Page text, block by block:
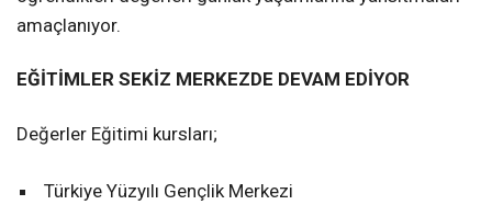
amaçlanıyor.
EĞİTİMLER SEKİZ MERKEZDE DEVAM EDİYOR
Değerler Eğitimi kursları;
Türkiye Yüzyılı Gençlik Merkezi